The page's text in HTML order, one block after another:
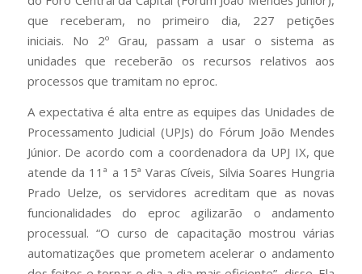
que receberam, no primeiro dia, 227 petições
iniciais. No 2º Grau, passam a usar o sistema as
unidades que receberão os recursos relativos aos
processos que tramitam no eproc.
A expectativa é alta entre as equipes das Unidades de
Processamento Judicial (UPJs) do Fórum João Mendes
Júnior. De acordo com a coordenadora da UPJ IX, que
atende da 11ª a 15ª Varas Cíveis, Silvia Soares Hungria
Prado Uelze, os servidores acreditam que as novas
funcionalidades do eproc agilizarão o andamento
processual. “O curso de capacitação mostrou várias
automatizações que prometem acelerar o andamento